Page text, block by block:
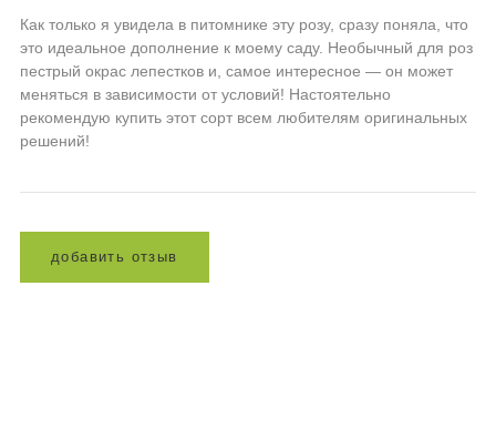
Как только я увидела в питомнике эту розу, сразу поняла, что
это идеальное дополнение к моему саду. Необычный для роз
пестрый окрас лепестков и, самое интересное — он может
меняться в зависимости от условий! Настоятельно
рекомендую купить этот сорт всем любителям оригинальных
решений!
доба вит ь отз ыв